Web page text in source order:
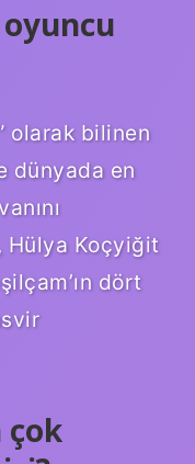
olarak bilinen
dünyada en
Hülya Koçyiğit
dört
çok